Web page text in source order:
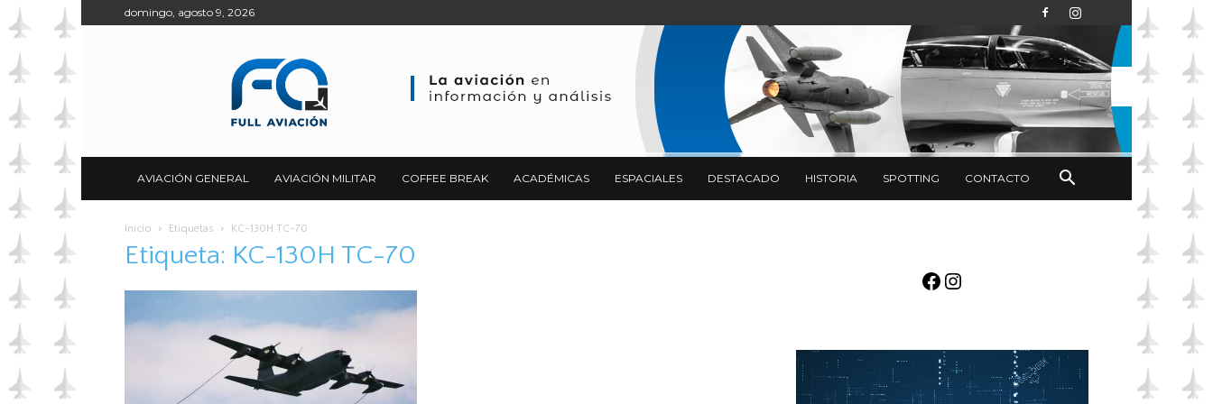
domingo, agosto 9, 2026
AVIACIÓN GENERAL AVIACIÓN MILITAR COFFEE BREAK ACADÉMICAS ESPACIALES DESTACADO HISTORIA SPOTTING CONTACTO
Inicio Etiquetas KC-130H TC-70
Etiqueta: KC-130H TC-70
Facebook
Instagram